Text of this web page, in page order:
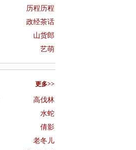
历程历程
政经茶话
山货郎
艺萌
更多>>
高伐林
水蛇
倩影
老冬儿